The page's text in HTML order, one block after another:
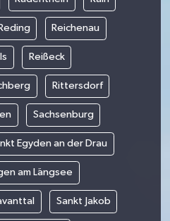
Reding Reichenau
Reißeck
Rittersdorf
Sachsenburg
Egyden an der Drau
am Längsee
Sankt Jakob